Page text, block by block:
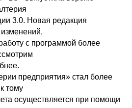
3.0. Новая редакция
с программой более
предприятия» стал более
тому
осуществляется при помощи